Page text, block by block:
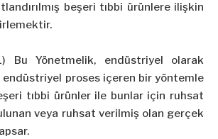
beşeri tıbbi ürünlere ilişkin
Bu Yönetmelik, endüstriyel olarak
endüstriyel proses içeren bir yöntemle
tıbbi ürünler ile bunlar için ruhsat
veya ruhsat verilmiş olan gerçek